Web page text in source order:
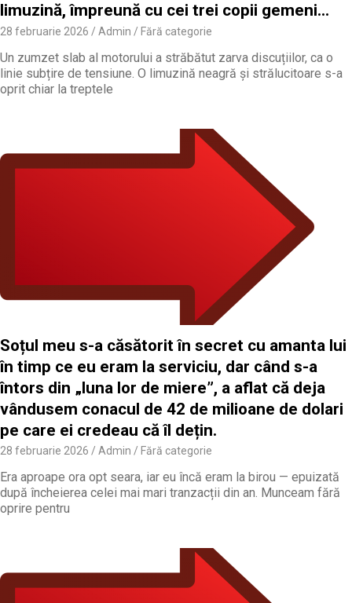
limuzină, împreună cu cei trei copii gemeni…
28 februarie 2026 Admin Fără categorie
Un zumzet slab al motorului a străbătut zarva discuțiilor, ca o
linie subțire de tensiune. O limuzină neagră și strălucitoare s-a
oprit chiar la treptele
Soțul meu s-a căsătorit în secret cu amanta lui
în timp ce eu eram la serviciu, dar când s-a
întors din „luna lor de miere”, a aflat că deja
vândusem conacul de 42 de milioane de dolari
pe care ei credeau că îl dețin.
28 februarie 2026 Admin Fără categorie
Era aproape ora opt seara, iar eu încă eram la birou — epuizată
după încheierea celei mai mari tranzacții din an. Munceam fără
oprire pentru